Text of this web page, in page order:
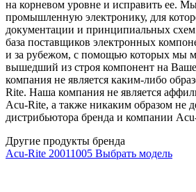
на корневом уровне и исправить ее.
промышленную электронику, для
документации и принципиальных
база поставщиков электронных
и за рубежом, с помощью которых мы
вышедший из строя компонент на
компания не является каким-либо
Rite. Наша компания не является
Acu-Rite, а также никаким образом не
дистрибьютора бренда и компании
Другие продукты бренда
Acu-Rite 20011005 Выбрать модель